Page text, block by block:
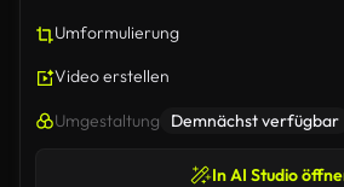
Umformulierung
Video erstellen
Umgestaltung Demnächst verfügbar
In AI Studio